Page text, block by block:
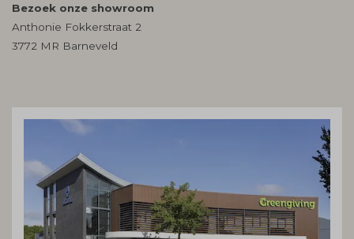
Bezoek onze showroom
Anthonie Fokkerstraat 2
3772 MR Barneveld